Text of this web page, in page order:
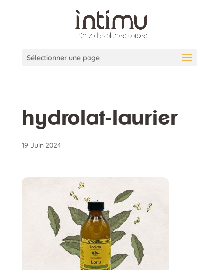
Sélectionner une page
hydrolat-laurier
19 Juin 2024